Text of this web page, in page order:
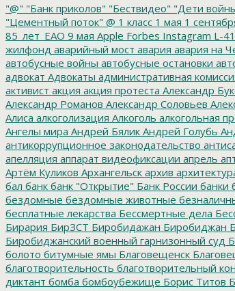
"@" "Банк приколов" "Бествидео" "Дети
"Цементный поток" @ 1 класс 1 мая 1
85_лет_ЕАО 9 мая Apple Forbes Instagram L-
жилфонд аварийный мост авария авария на
автобусные войны автобусные остановки
адвокат Адвокаты административная
активист акция акция протеста Александр
Александр Романов Александр Соловьев
Алиса алкоголизация Алкоголь алкогольная
Ангелы мира Андрей Бялик Андрей Голубь
антикоррупционное законодательство
апелляция аппарат видеофиксации апрель
Артём Куликов Архангельск архив
бал банк банк "Открытие" Банк России банки
бездомные бездомные животные
бесплатные лекарства Бессмертные дела
Бирария БирЗСТ Биробидажан Биробиджан
Биробиджанский военный гарнизонный суд
болото битумные ямы Благовещенск
благотворительность благотворительный
диктант бомба бомбоубежище Борис Титов